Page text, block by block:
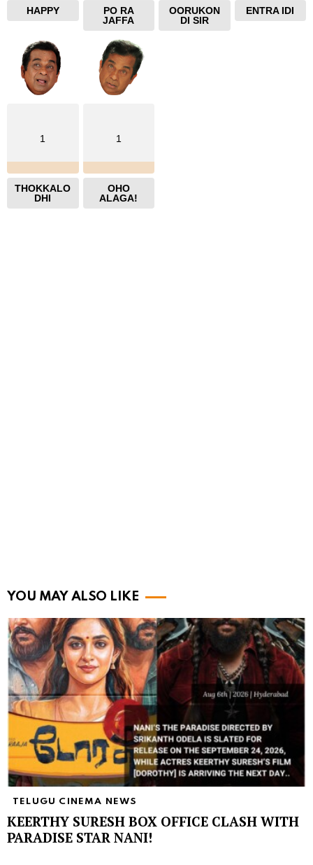
HAPPY
PO RA
JAFFA
OORUKON
DI SIR
ENTRA IDI
1
THOKKALO
DHI
1
OHO
ALAGA!
YOU MAY ALSO LIKE
TELUGU CINEMA NEWS
KEERTHY SURESH BOX OFFICE CLASH WITH
PARADISE STAR NANI!